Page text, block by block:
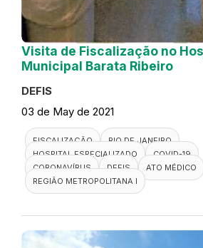
Visita de Fiscalização no
Municipal Barata Ribeiro
DEFIS
03 de May de 2021
FISCALIZAÇÃO
RIO DE JANEIRO
HOSPITAL ESPECIALIZADO
COVID-19
CORONAVÍRUS
DEFIS
ATO MÉDICO
REGIÃO METROPOLITANA I